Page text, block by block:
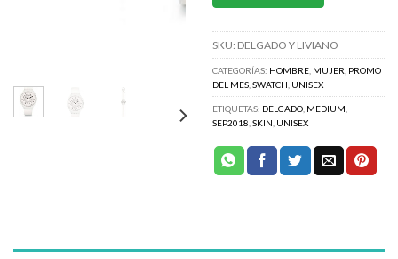
SKU: DELGADO Y LIVIANO
CATEGORÍAS: HOMBRE MUJER PROMO
DEL MES SWATCH UNISEX
ETIQUETAS: DELGADO MEDIUM
SEP2018 SKIN UNISEX